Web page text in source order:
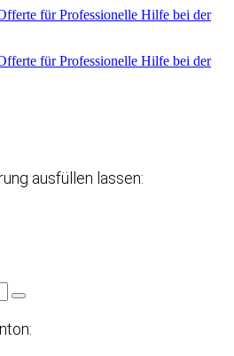
für Professionelle Hilfe bei der
für Professionelle Hilfe bei der
ausfüllen lassen: